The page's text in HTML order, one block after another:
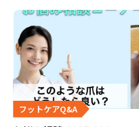
フットケアQ&A